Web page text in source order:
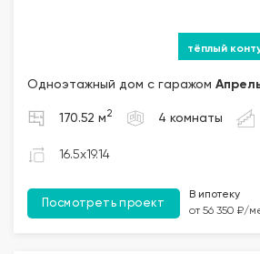
Одноэтажный дом с гаражом
170.52 м 2 4 комнаты
16.5x19.14
Посмотреть проект
В ипотеку
от 56 350 ₽/